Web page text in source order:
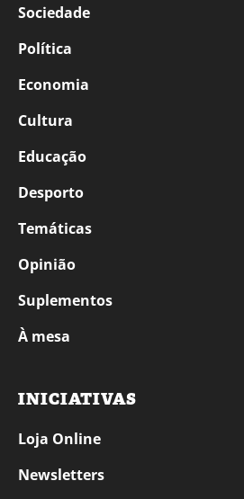
Sociedade
Política
Economia
Cultura
Educação
Desporto
Temáticas
Opinião
Suplementos
À mesa
INICIATIVAS
Loja Online
Newsletters